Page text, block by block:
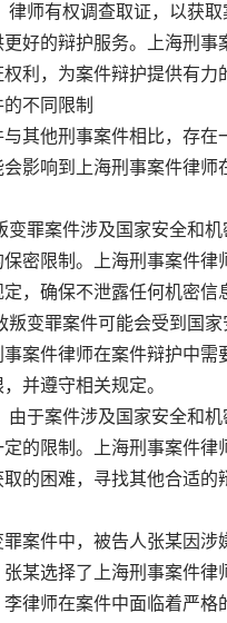
师有权调查取证，以获取
好的辩护服务。上海刑事
利，为案件辩护提供有力
不同限制
他刑事案件相比，存在
影响到上海刑事案件律师
罪案件涉及国家安全和机
密限制。上海刑事案件律
，确保不泄露任何机密信
变罪案件可能会受到国家
案件律师在案件辩护中需
并遵守相关规定。
于案件涉及国家安全和机
的限制。上海刑事案件律
的困难，寻找其他合适的
件中，被告人张某因涉
某选择了上海刑事案件律
律师在案件中面临着严格